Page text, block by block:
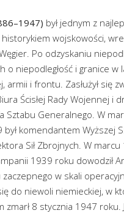
był jednym z
wojskowości,
Po odzyskaniu
o niepodległość i granice
i frontu. Zasłużył się
Ścisłej Rady Wojennej i
Sztabu Generalnego. W
komendantem Wyższej
Sił Zbrojnych. W
1939 roku dowodził
w skali
do niewoli niemieckiej, w
zmarł 8 stycznia 1947